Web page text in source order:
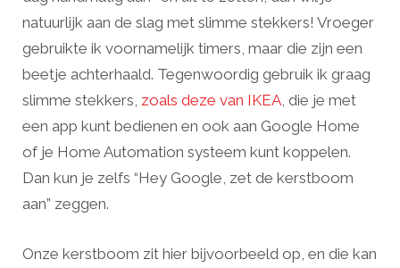
natuurlijk aan de slag met slimme stekkers! Vroeger
gebruikte ik voornamelijk timers, maar die zijn een
beetje achterhaald. Tegenwoordig gebruik ik graag
slimme stekkers, zoals deze van IKEA, die je met
een app kunt bedienen en ook aan Google Home
of je Home Automation systeem kunt koppelen.
Dan kun je zelfs “Hey Google, zet de kerstboom
aan” zeggen.
Onze kerstboom zit hier bijvoorbeeld op, en die kan